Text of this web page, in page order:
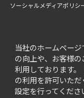
当社のホームペー
の向上や、お客様
利用しております
の利用を許可いた
設定を行ってくだ
ソーシャルメディアポリシ
特定商取引法に基づく表記